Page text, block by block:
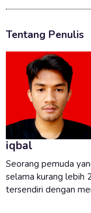
Tentang Penulis
iqbal
Seorang pemuda
selama kurang lebih
tersendiri dengan